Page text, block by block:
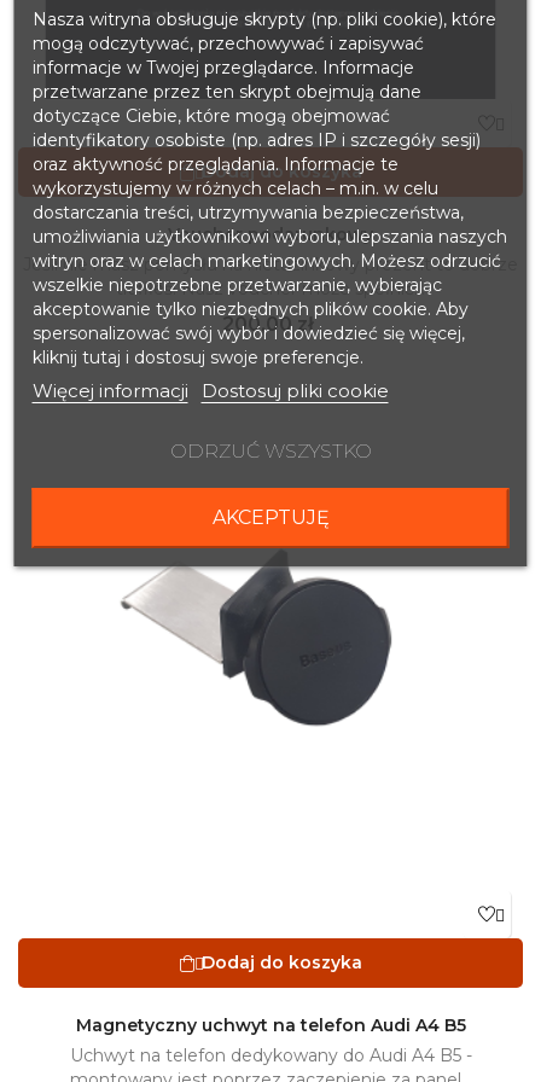
Dodaj do koszyka
Voucher podarunkowy
Jeśli nie masz pomysłu na nietuzinkowy prezent to dobrze
trafiłeś! Nasz voucher może spełnić...
Cena
200,00 zł

Dodaj do koszyka
Magnetyczny uchwyt na telefon Audi A4 B5
Uchwyt na telefon dedykowany do Audi A4 B5 -
Nasza witryna obsługuje skrypty (np. pliki cookie), które
mogą odczytywać, przechowywać i zapisywać
informacje w Twojej przeglądarce. Informacje
przetwarzane przez ten skrypt obejmują dane
dotyczące Ciebie, które mogą obejmować
identyfikatory osobiste (np. adres IP i szczegóły sesji)
oraz aktywność przeglądania. Informacje te
wykorzystujemy w różnych celach – m.in. w celu
dostarczania treści, utrzymywania bezpieczeństwa,
umożliwiania użytkownikowi wyboru, ulepszania naszych
witryn oraz w celach marketingowych. Możesz odrzucić
wszelkie niepotrzebne przetwarzanie, wybierając
akceptowanie tylko niezbędnych plików cookie. Aby
spersonalizować swój wybór i dowiedzieć się więcej,
kliknij tutaj i dostosuj swoje preferencje.
Więcej informacji Dostosuj pliki cookie
ODRZUĆ WSZYSTKO
AKCEPTUJĘ